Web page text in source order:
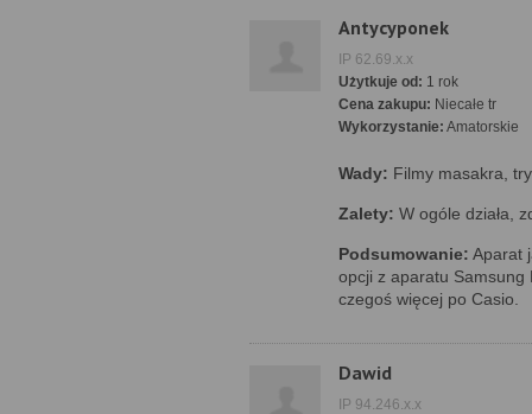
Antycyponek
IP 62.69.x.x
Użytkuje od: 1 rok
Cena zakupu: Niecałe tr
Wykorzystanie: Amatorskie
Wady: Filmy masakra,
Zalety: W ogóle działa,
Podsumowanie: Aparat
opcji z aparatu Samsung
czegoś więcej po Casio.
Dawid
IP 94.246.x.x